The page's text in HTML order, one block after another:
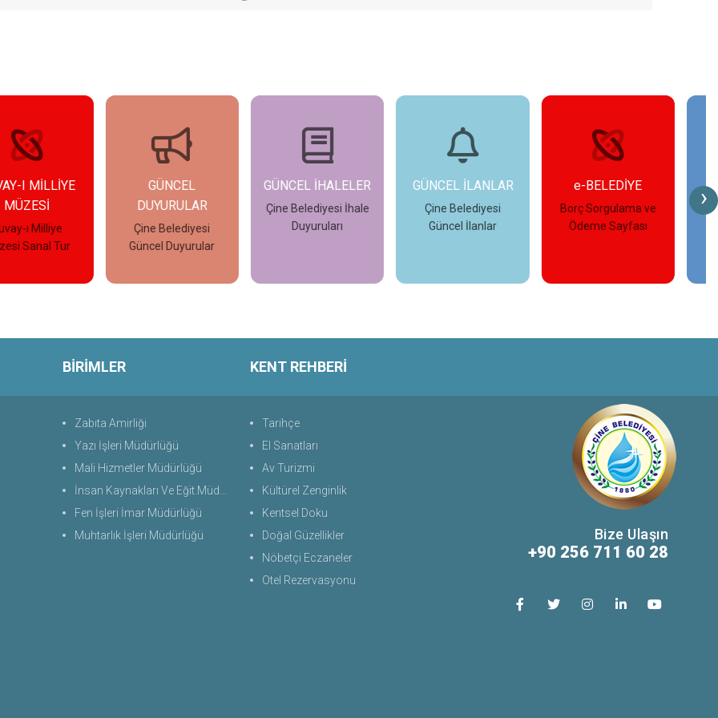
›
GÜNCEL
DUYURULAR
Belediyesi
Duyurular
GÜNCEL İHALELER
Çine Belediyesi İhale
Duyuruları
İncele
GÜNCEL İLANLAR
Çine Belediyesi
Güncel İlanlar
e-BELEDİYE
Borç Sorgulama ve
Ödeme Sayfası
FOTO GALERİ
Çine Belediyesi
Fotoğraf Galerisi
BİRİMLER
Zabıta Amirliği
Yazı İşleri Müdürlüğü
Mali Hizmetler Müdürlüğü
İnsan Kaynakları Ve Eğit.Müdürlüğü
Fen İşleri İmar Müdürlüğü
Muhtarlık İşleri Müdürlüğü
KENT REHBERİ
Tarihçe
El Sanatları
Av Turizmi
Kültürel Zenginlik
Kentsel Doku
Doğal Güzellikler
Nöbetçi Eczaneler
Otel Rezervasyonu
Bize Ulaşın
+90 256 711 60 28